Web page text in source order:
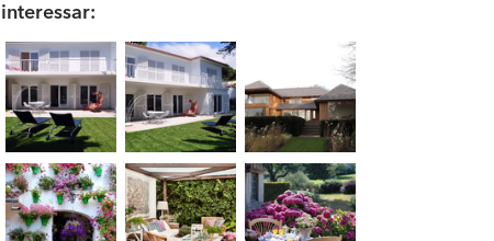
interessar: